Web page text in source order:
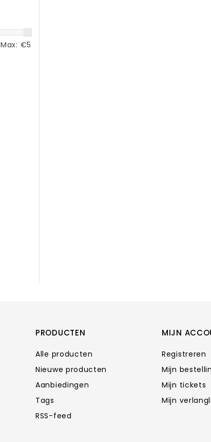
Max: €5
PRODUCTEN
Alle producten
Nieuwe producten
Aanbiedingen
Tags
RSS-feed
MIJN
Registreren
Mijn
Mijn tickets
Mijn